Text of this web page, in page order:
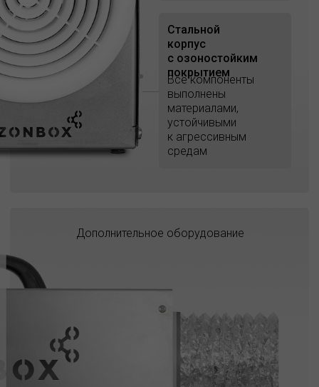
Дополнительное оборудование
Стальной
корпус
с озоностойким
покрытием
Все компоненты
выполнены
материалами,
устойчивыми
к агрессивным
средам